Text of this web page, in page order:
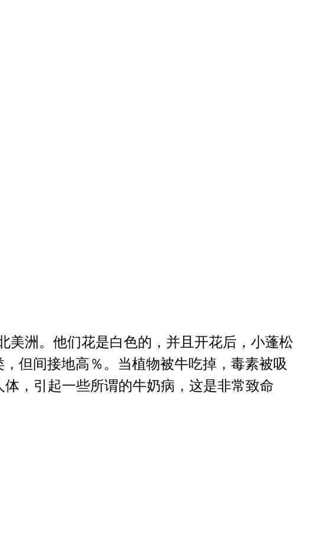
美洲。他们花是白色的，并且开花后，小蓬松
但间接地高％。当植物被牛吃掉，毒素被吸
，引起一些所谓的牛奶病，这是非常致命